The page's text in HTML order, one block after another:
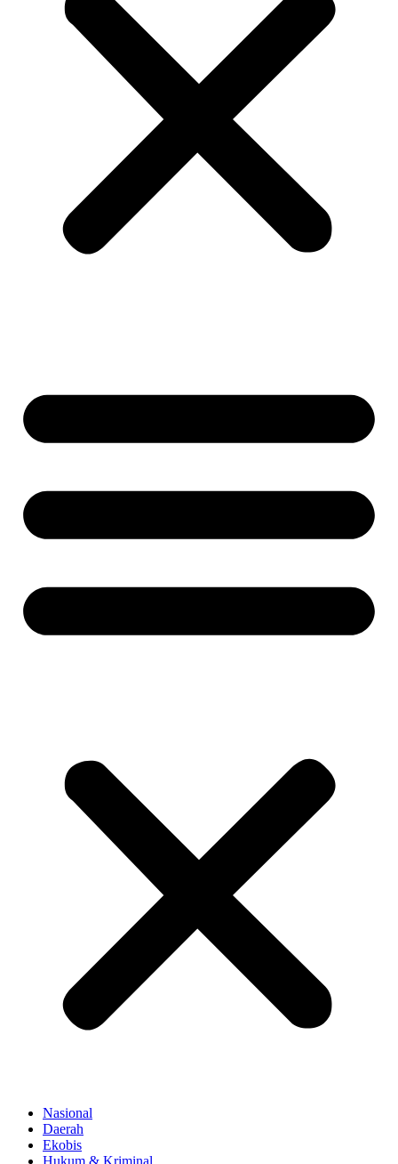
Nasional
Daerah
Ekobis
Hukum & Kriminal